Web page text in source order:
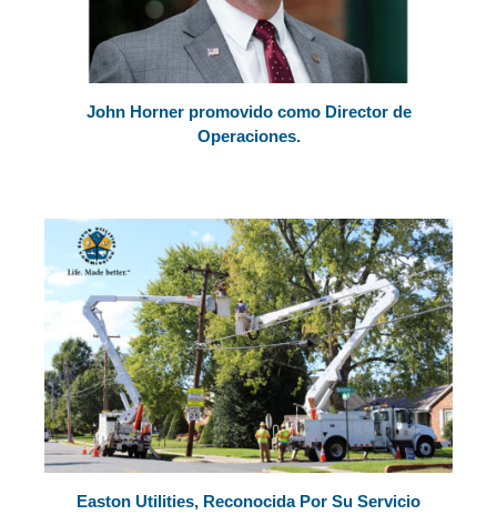
John Horner promovido como Director de
Operaciones.
Easton Utilities, Reconocida Por Su Servicio